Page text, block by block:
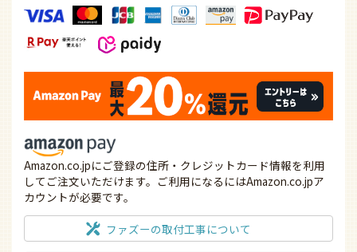
Amazon.co.jpにご登録の住所・クレジットカード情報を利用
してご注文いただけます。ご利用になるにはAmazon.co.jpア
カウントが必要です。
ファズーの取付工事について